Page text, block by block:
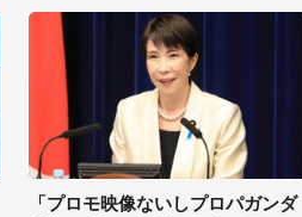
「プロモ映像ないしプロパガンダ